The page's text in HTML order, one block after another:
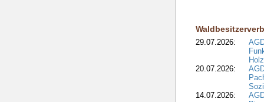
29.07.2026:
20.07.2026:
14.07.2026: